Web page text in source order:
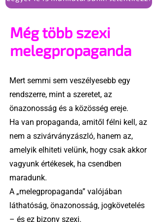
Még több szexi
melegpropaganda
Mert semmi sem veszélyesebb egy
rendszerre, mint a szeretet, az
önazonosság és a közösség ereje.
Ha van propaganda, amitől félni kell, az
nem a szivárványzászló, hanem az,
amelyik elhiteti velünk, hogy csak akkor
vagyunk értékesek, ha csendben
maradunk.
A „melegpropaganda” valójában
láthatóság, önazonosság, jogkövetelés
– és ez bizony szexi.